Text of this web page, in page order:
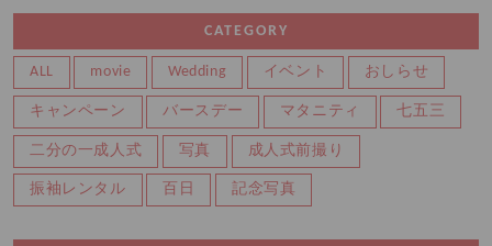
CATEGORY
ALL movie Wedding イベント おしらせ
キャンペーン バースデー マタニティ 七五三
二分の一成人式 写真 成人式前撮り
振袖レンタル 百日 記念写真